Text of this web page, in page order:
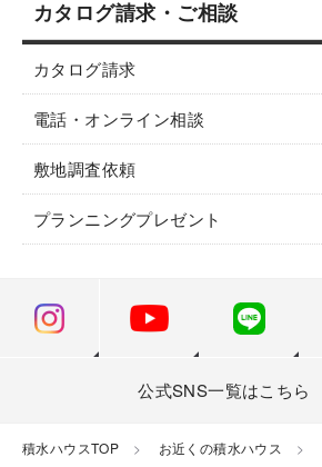
カタログ請求・ご相談
カタログ請求
電話・オンライン相談
敷地調査依頼
プランニングプレゼント
公式SNS一覧はこちら
積水ハウスTOP お近くの積水ハウス